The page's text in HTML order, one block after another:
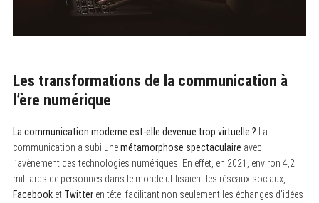
Les transformations de la communication à
l’ère numérique
La communication moderne est-elle devenue trop virtuelle ? La
communication a subi unemétamorphose spectaculaire avec
l’avènement des technologies numériques. En effet, en 2021, environ 4,2
milliards de personnes dans le monde utilisaient les réseaux sociaux,
Facebooket Twitteren tête, facilitant non seulement les échanges d’idées